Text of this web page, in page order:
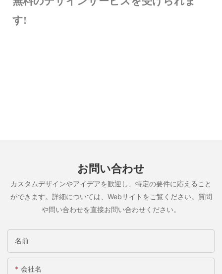
す!
お問い合わせ
カスタムデザインやアイデアを歓迎し、特定の要件に応えること
ができます。詳細については、Webサイトをご覧ください。質問
や問い合わせを直接お問い合わせください。
名前
会社名